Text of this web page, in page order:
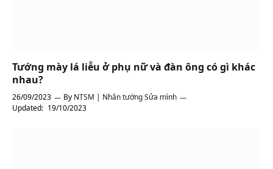
Tướng mày lá liễu ở phụ nữ và đàn ông có gì khác
nhau?
26/09/2023 By NTSM | Nhân tướng Sửa mình
Updated: 19/10/2023